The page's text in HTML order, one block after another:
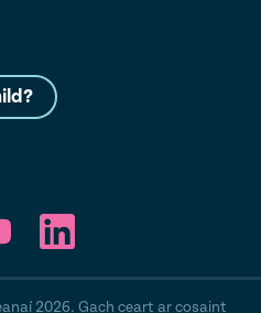
2026. Gach ceart ar cosaint